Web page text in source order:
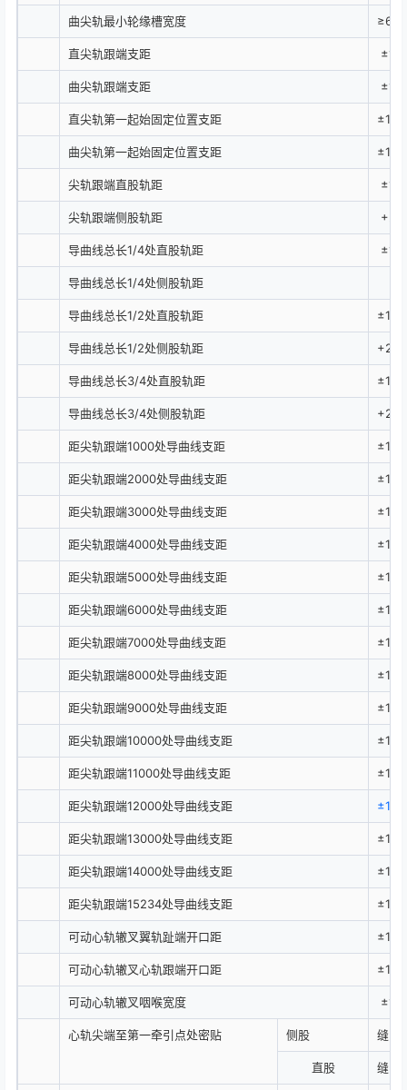
曲尖轨最小轮缘槽宽度 ≥65
直尖轨跟端支距 ±1.0
曲尖轨跟端支距 ±1.0
直尖轨第一起始固定位置支距 ±1.0
曲尖轨第一起始固定位置支距 ±1.0
尖轨跟端直股轨距 ±1.0
尖轨跟端侧股轨距
导曲线总长1/4处直股轨距 ±1.0
导曲线总长1/4处侧股轨距
导曲线总长1/2处直股轨距 ±1.0
导曲线总长1/2处侧股轨距
导曲线总长3/4处直股轨距 ±1.0
导曲线总长3/4处侧股轨距
距尖轨跟端1000处导曲线支距 ±1.0
距尖轨跟端2000处导曲线支距 ±1.0
距尖轨跟端3000处导曲线支距 ±1.0
距尖轨跟端4000处导曲线支距 ±1.0
距尖轨跟端5000处导曲线支距 ±1.0
距尖轨跟端6000处导曲线支距 ±1.0
距尖轨跟端7000处导曲线支距 ±1.0
距尖轨跟端8000处导曲线支距 ±1.0
距尖轨跟端9000处导曲线支距 ±1.0
距尖轨跟端10000处导曲线支距 ±1.0
距尖轨跟端11000处导曲线支距 ±1.0
距尖轨跟端12000处导曲线支距 ±1.0
距尖轨跟端13000处导曲线支距 ±1.0
距尖轨跟端14000处导曲线支距 ±1.0
距尖轨跟端15234处导曲线支距 ±1.0
可动心轨辙叉翼轨趾端开口距 ±1.5
可动心轨辙叉心轨跟端开口距 ±1.5
可动心轨辙叉咽喉宽度 ±1.0
心轨尖端至第一牵引点处密贴 侧股 缝隙
直股 缝隙